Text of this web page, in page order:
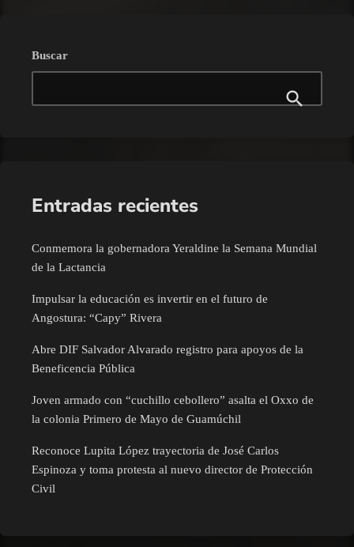
Buscar
Entradas recientes
Conmemora la gobernadora Yeraldine la Semana Mundial
de la Lactancia
Impulsar la educación es invertir en el futuro de
Angostura: “Capy” Rivera
Abre DIF Salvador Alvarado registro para apoyos de la
Beneficencia Pública
Joven armado con “cuchillo cebollero” asalta el Oxxo de
la colonia Primero de Mayo de Guamúchil
Reconoce Lupita López trayectoria de José Carlos
Espinoza y toma protesta al nuevo director de Protección
Civil